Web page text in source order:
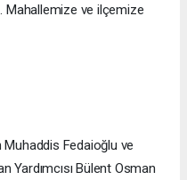
Mahallemize ve ilçemize
Fedaioğlu ve
Yardımcısı Bülent Osman